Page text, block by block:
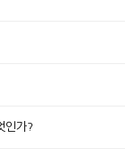
인가?